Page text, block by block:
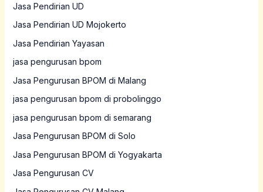
Jasa Pendirian UD
Jasa Pendirian UD Mojokerto
Jasa Pendirian Yayasan
jasa pengurusan bpom
Jasa Pengurusan BPOM di Malang
jasa pengurusan bpom di probolinggo
jasa pengurusan bpom di semarang
Jasa Pengurusan BPOM di Solo
Jasa Pengurusan BPOM di Yogyakarta
Jasa Pengurusan CV